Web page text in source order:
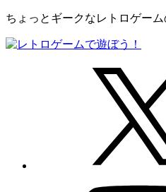
ちょっとギークなレトロゲー